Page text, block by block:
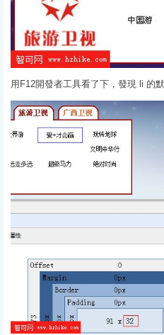
用F12開發者工具看了下，發現 li 的